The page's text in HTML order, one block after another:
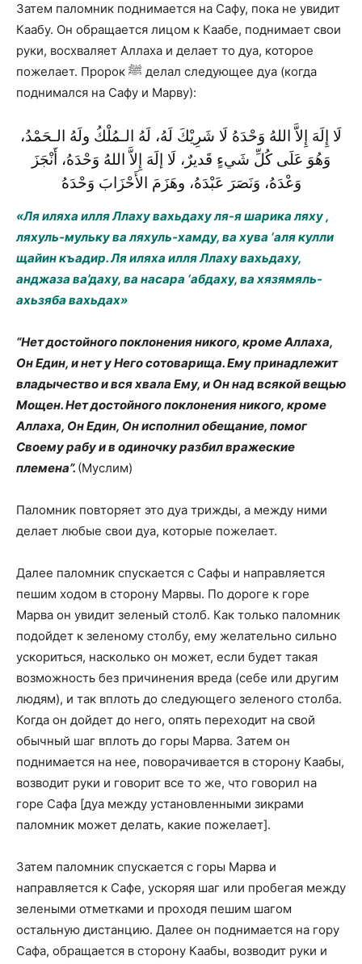
Затем паломник поднимается на Сафу, пока не увидит
Каабу. Он обращается лицом к Каабе, поднимает свои
руки, восхваляет Аллаха и делает то дуа, которое
пожелает. Пророк ﷺ делал следующее дуа (когда
поднимался на Сафу и Марву):
لَا إِلَهَ إِلاَّ اللهُ وَحْدَهُ لَا شَرِيْكَ لَهُ، لَهُ الـمُلْكُ ولَهُ الـحَمْدُ،
وَهُوَ عَلَى كُلِّ شَيءٍ قَديرٌ، لَا إلَهَ إِلاَّ اللهُ وَحْدَهُ، أَنْجَزَ
وَعْدَهُ، وَنَصَرَ عَبْدَهُ، وهَزَمَ الأَحْزَابَ وَحْدَهُ
«Ля иляха илля Ллаху вахьдаху ля-я шарика ляху ,
ляхуль-мульку ва ляхуль-хамду, ва хува ‘аля кулли
щайин къадир. Ля иляха илля Ллаху вахьдаху,
анджаза ва’даху, ва насара ‘абдаху, ва хязямяль-
ахьзяба вахьдах»
“Нет достойного поклонения никого, кроме Аллаха,
Он Един, и нет у Него сотоварища. Ему принадлежит
владычество и вся хвала Ему, и Он над всякой вещью
Мощен. Нет достойного поклонения никого, кроме
Аллаха, Он Един, Он исполнил обещание, помог
Своему рабу и в одиночку разбил вражеские
племена”. (Муслим)
Паломник повторяет это дуа трижды, а между ними
делает любые свои дуа, которые пожелает.
Далее паломник спускается с Сафы и направляется
пешим ходом в сторону Марвы. По дороге к горе
Марва он увидит зеленый столб. Как только паломник
подойдет к зеленому столбу, ему желательно сильно
ускориться, насколько он может, если будет такая
возможность без причинения вреда (себе или другим
людям), и так вплоть до следующего зеленого столба.
Когда он дойдет до него, опять переходит на свой
обычный шаг вплоть до горы Марва. Затем он
поднимается на нее, поворачивается в сторону Каабы,
возводит руки и говорит все то же, что говорил на
горе Сафа [дуа между установленными зикрами
паломник может делать, какие пожелает].
Затем паломник спускается с горы Марва и
направляется к Сафе, ускоряя шаг или пробегая между
зелеными отметками и проходя пешим шагом
остальную дистанцию. Далее он поднимается на гору
Сафа, обращается в сторону Каабы, возводит руки и